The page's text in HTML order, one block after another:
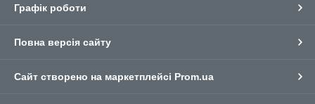
Графік роботи
Повна версія сайту
Сайт створено на маркетплейсі Prom.ua